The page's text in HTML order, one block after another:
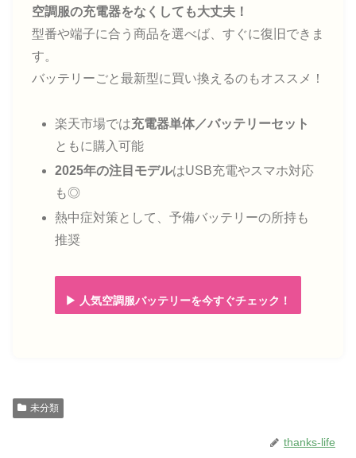
空調服の充電器をなくしても大丈夫！
型番や端子に合う商品を選べば、すぐに復旧できま
す。
バッテリーごと最新型に買い換えるのもオススメ！
楽天市場では充電器単体／バッテリーセット
ともに購入可能
2025年の注目モデルはUSB充電やスマホ対応
も◎
熱中症対策として、予備バッテリーの所持も
推奨
▶ 人気空調服バッテリーを今すぐチェック！
未分類
thanks-life